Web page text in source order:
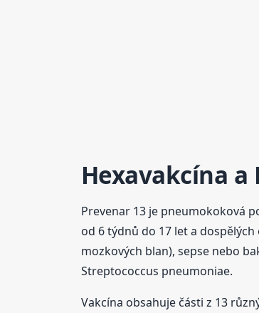
Hexavakcína a
Prevenar 13 je pneumokoková
od 6 týdnů do 17 let a
mozkových blan), sepse nebo
Streptococcus pneumoniae.
Vakcína obsahuje části z 13